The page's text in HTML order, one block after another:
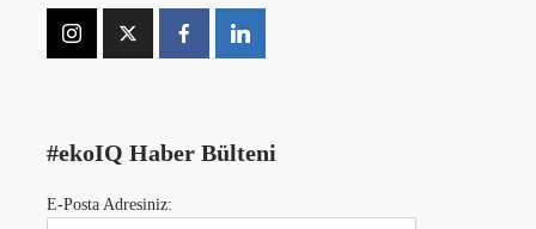
#ekoIQ Haber Bülteni
E-Posta Adresiniz: